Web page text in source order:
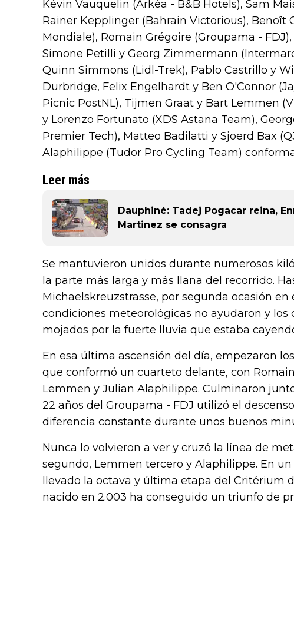
Kévin Vauquelin (Arkéa - B&B Hotels), Sam
Rainer Kepplinger (Bahrain Victorious), Benoît
Mondiale), Romain Grégoire (Groupama -
Simone Petilli y Georg Zimmermann
Quinn Simmons (Lidl-Trek), Pablo Castrillo y
Durbridge, Felix Engelhardt y Ben O'Connor
Picnic PostNL), Tijmen Graat y Bart Lemmen
y Lorenzo Fortunato (XDS Astana Team),
Premier Tech), Matteo Badilatti y Sjoerd Bax
Alaphilippe (Tudor Pro Cycling Team)
Leer más
Dauphiné: Tadej Pogacar reina,
Martinez se consagra
Se mantuvieron unidos durante numerosos
la parte más larga y más llana del recorrido.
Michaelskreuzstrasse, por segunda ocasión en
condiciones meteorológicas no ayudaron y
mojados por la fuerte lluvia que estaba
En esa última ascensión del día, empezaron
que conformó un cuarteto delante, con
Lemmen y Julian Alaphilippe. Culminaron
22 años del Groupama - FDJ utilizó el
diferencia constante durante unos buenos
Nunca lo volvieron a ver y cruzó la línea de
segundo, Lemmen tercero y Alaphilippe. En
llevado la octava y última etapa del Critérium
nacido en 2.003 ha conseguido un triunfo de